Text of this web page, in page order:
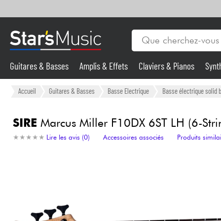
Guitares & Basses
Synthés & Sampleurs
Micros & HF
Guitares & Basses Amplis & Effets Claviers & Pianos
Accueil Guitares & Basses Basse Electrique Basse électrique solid
SIRE Marcus Miller F10DX 6ST LH (6-
★ ★ ★ ★ ★
★ ★ ★ ★ ★ Lire les avis (0) Accessoires associés Produits